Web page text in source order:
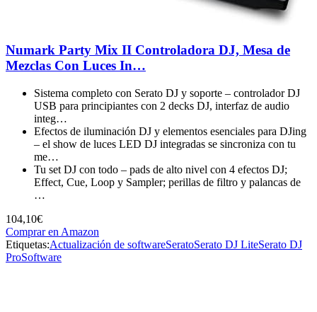
Numark Party Mix II Controladora DJ, Mesa de
Mezclas Con Luces In…
Sistema completo con Serato DJ y soporte – controlador DJ
USB para principiantes con 2 decks DJ, interfaz de audio
integ…
Efectos de iluminación DJ y elementos esenciales para DJing
– el show de luces LED DJ integradas se sincroniza con tu
me…
Tu set DJ con todo – pads de alto nivel con 4 efectos DJ;
Effect, Cue, Loop y Sampler; perillas de filtro y palancas de
…
104,10€
Comprar en Amazon
Etiquetas:Actualización de softwareSeratoSerato DJ LiteSerato DJ
ProSoftware